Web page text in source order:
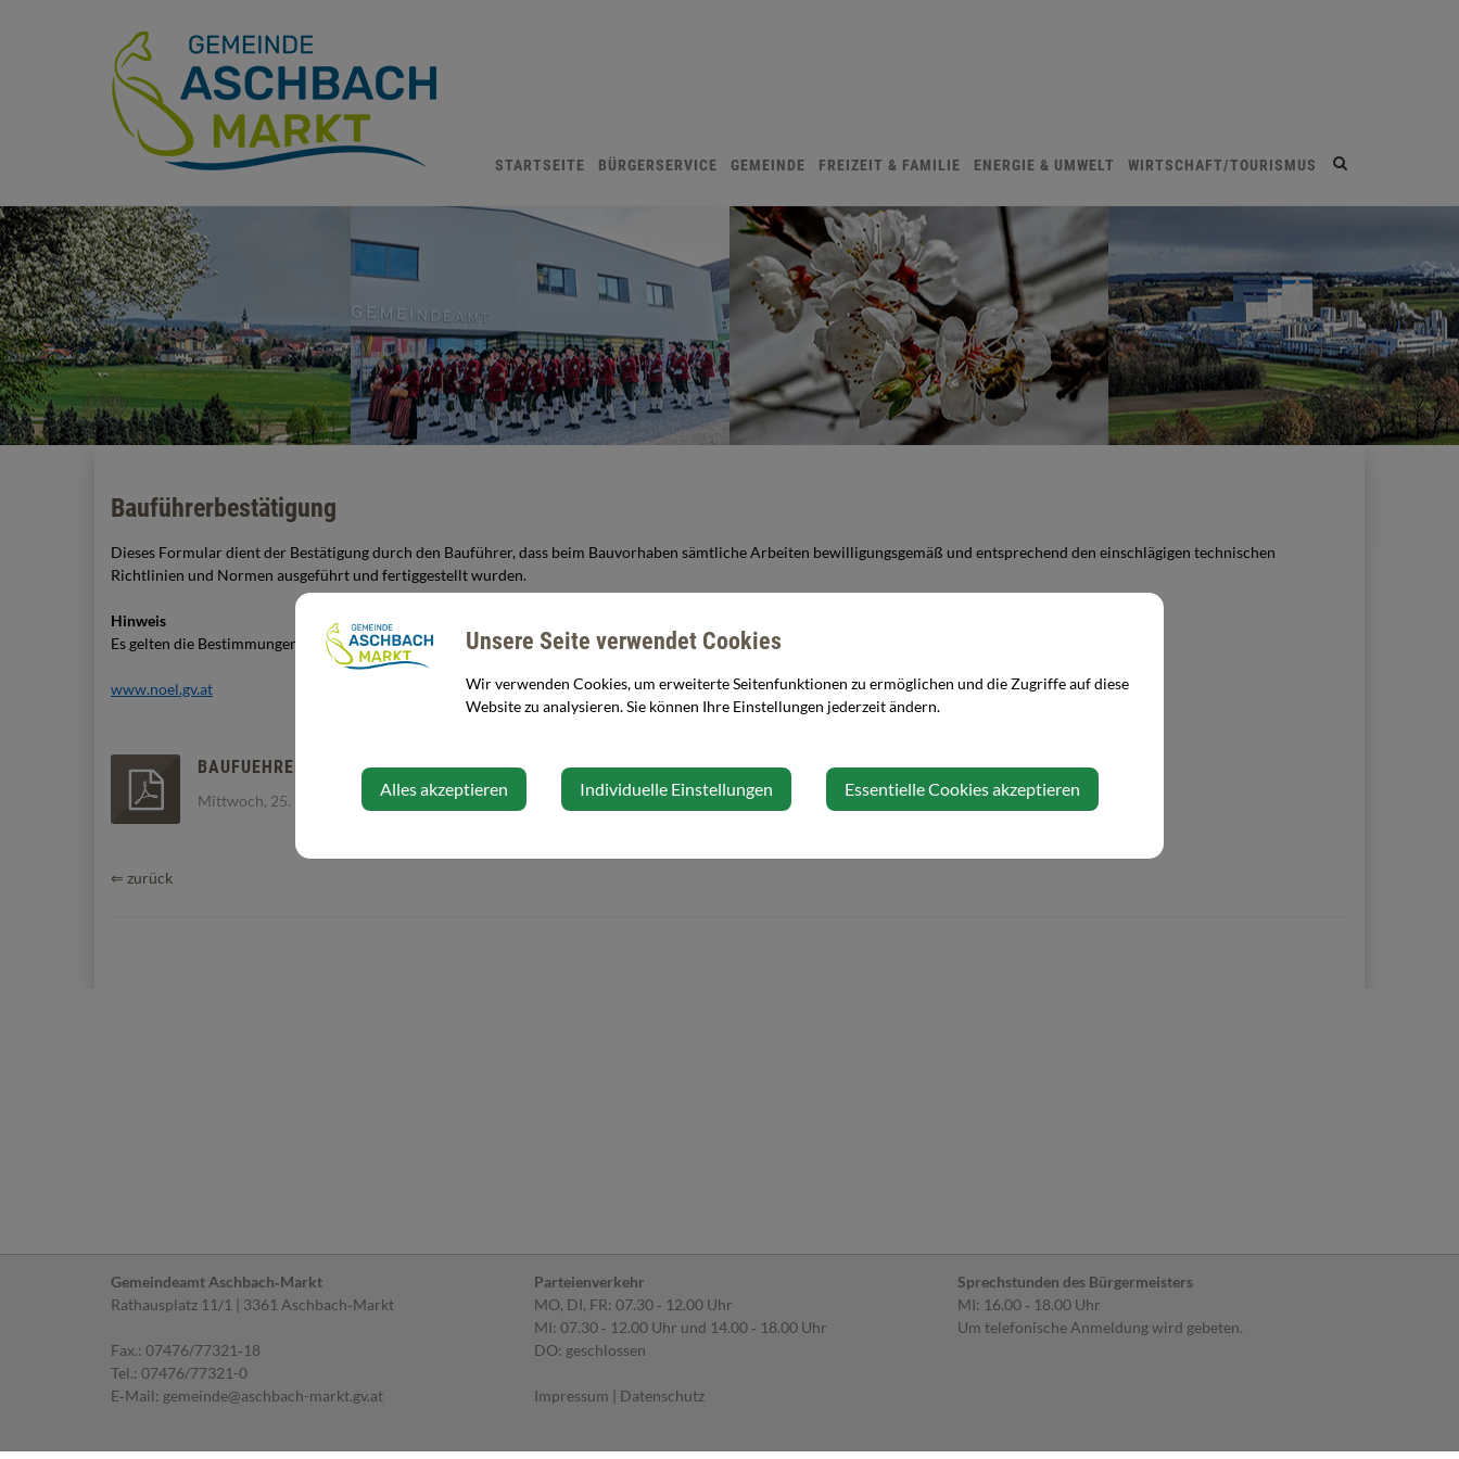
Site
toggle
STARTSEITE BÜRGERSERVICE GEMEINDE FREIZEIT & FAMILIE ENERGIE & UMWELT WIRTSCHAFT/TOURISMUS
Bauführerbestätigung
Dieses Formular dient der Bestätigung durch den Bauführer, dass beim Bauvorhaben sämtliche Arbeiten bewilligungsgemäß und entsprechend den einschlägigen technischen
Richtlinien und Normen ausgeführt und fertiggestellt wurden.
Hinweis
Es gelten die Bestimmungen derNÖ BAUORDNUNG 2014!
www.noel.gv.at
BAUFUEHRERBESTAETIGUNG.PDF
Mittwoch, 25. Februar 2026
⇐ zurück
Gemeindeamt Aschbach‐Markt
Rathausplatz 11/1 | 3361 Aschbach‐Markt
Fax.: 07476/77321‐18
Tel.: 07476/77321-0
E‐Mail: gemeinde@aschbach-markt.gv.at
Parteienverkehr
MO, DI, FR: 07.30 ‐ 12.00 Uhr
MI: 07.30 ‐ 12.00 Uhr und 14.00 ‐ 18.00 Uhr
DO: geschlossen
Impressum | Datenschutz
Sprechstunden des Bürgermeisters
MI: 16.00 ‐ 18.00 Uhr
Um telefonische Anmeldung wird gebeten.
Unsere Seite verwendet Cookies
Wir verwenden Cookies, um erweiterte Seitenfunktionen zu ermöglichen und die Zugriffe auf diese
Website zu analysieren. Sie können Ihre Einstellungen jederzeit ändern.
Alles akzeptieren Individuelle Einstellungen Essentielle Cookies akzeptieren